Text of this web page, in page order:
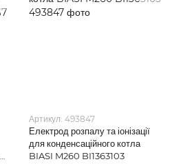
Артикул: 493847
Електрод розпалу та іонізації
для конденсаційного котла
BIASI M260 BI1363103